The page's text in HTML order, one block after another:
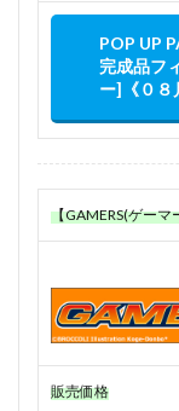
POP UP
完成品フ
ー]《０８
【GAMERS(ゲー
販売価格